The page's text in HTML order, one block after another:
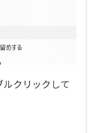
クリックして